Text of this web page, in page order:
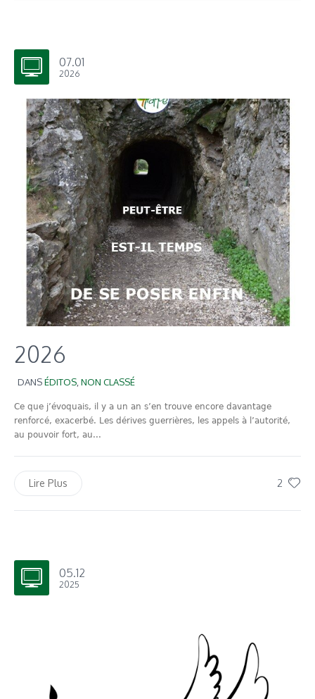
07.01
2026
2026
DANSÉDITOS NON CLASSÉ
Ce que j’évoquais, il y a un an s’en trouve encore davantage
renforcé, exacerbé. Les dérives guerrières, les appels à l’autorité,
au pouvoir fort, au...
2
Lire Plus
05.12
2025